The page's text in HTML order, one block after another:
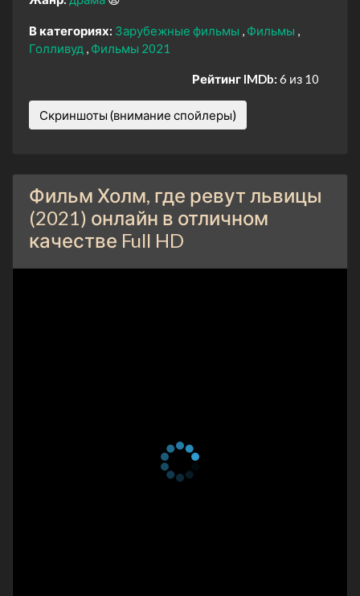
В категориях: Зарубежные фильмы
Фильмы
Голливуд
Фильмы 2021
Рейтинг IMDb: 6 из 10
Скриншоты (внимание спойлеры)
Фильм Холм, где ревут львицы
(2021) онлайн в отличном
качестве Full HD